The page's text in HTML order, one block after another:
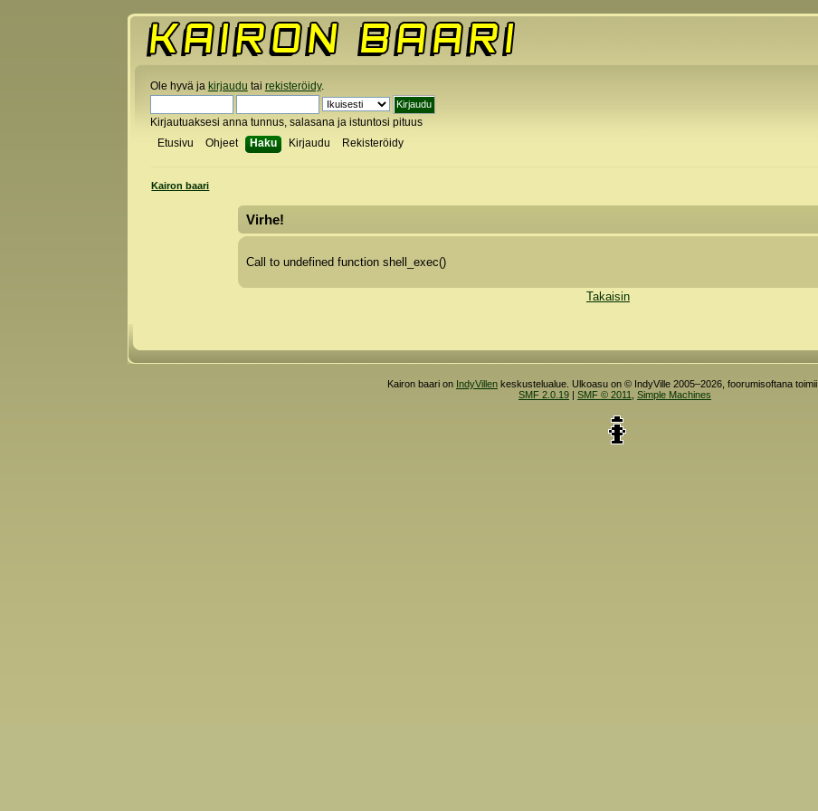
Ole hyvä ja kirjaudu tai rekisteröidy.
Kirjautuaksesi anna tunnus, salasana ja istuntosi pituus
Etusivu
Ohjeet Haku Kirjaudu Rekisteröidy
Kairon baari
Virhe!
Call to undefined function shell_exec()
Takaisin
Kairon baari on IndyVillenkeskustelualue. Ulkoasu on © IndyVille 2005–2026, foorumisoftana toimii
SMF 2.0.19| SMF © 2011 Simple Machines